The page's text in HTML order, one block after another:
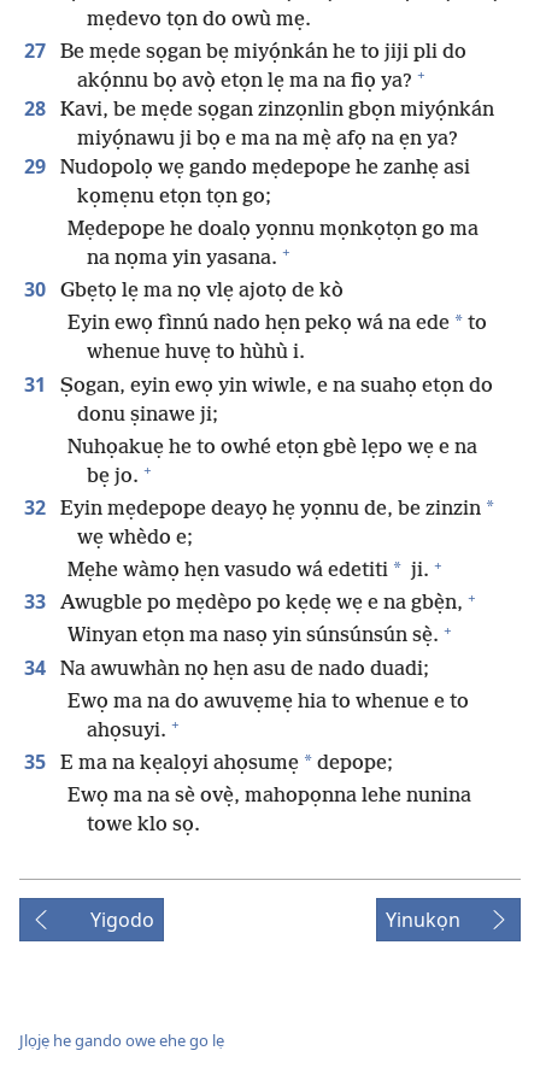
mẹdevo tọn do owù mẹ.
27
Be mẹde sọgan bẹ miyọ́nkán he to jiji pli do
akọ́nnu bọ avọ̀ etọn lẹ ma na fiọ ya? +
28
Kavi, be mẹde sọgan zinzọnlin gbọn miyọ́nkán
miyọ́nawu ji bọ e ma na mẹ̀ afọ na ẹn ya?
29
Nudopolọ wẹ gando mẹdepope he zanhẹ asi
kọmẹnu etọn tọn go;
Mẹdepope he doalọ yọnnu mọnkọtọn go ma
na nọma yin yasana. +
30
Gbẹtọ lẹ ma nọ vlẹ ajotọ de kò
Eyin ewọ fìnnú nado hẹn pekọ wá na ede * to
whenue huvẹ to hùhù i.
31
Ṣogan, eyin ewọ yin wiwle, e na suahọ etọn do
donu ṣinawe ji;
Nuhọakuẹ he to owhé etọn gbè lẹpo wẹ e na
bẹ jo. +
32 Eyin mẹdepope deayọ hẹ yọnnu de, be zinzin *
wẹ whèdo e;
Mẹhe wàmọ hẹn vasudo wá edetiti * ji. +
33 Awugble po mẹdèpo po kẹdẹ wẹ e na gbẹ̀n, +
Winyan etọn ma nasọ yin súnsúnsún sẹ̀. +
34
Na awuwhàn nọ hẹn asu de nado duadi;
Ewọ ma na do awuvẹmẹ hia to whenue e to
ahọsuyi. +
35 E ma na kẹalọyi ahọsumẹ * depope;
Ewọ ma na sè ovẹ̀, mahopọnna lehe nunina
towe klo sọ.
Yigodo Yinukọn
Jlọjẹ he gando owe ehe go lẹ